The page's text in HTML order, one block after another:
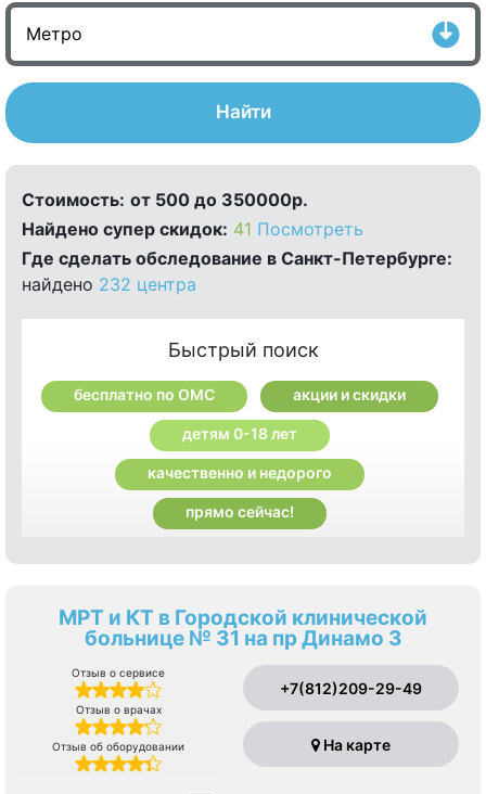
Найти
Стоимость: от 500 до 350000р.
Найдено cупер скидок: 41 Посмотреть
Где сделать обследование в Санкт-Петербурге:
найдено 232 центра
Быстрый поиск
бесплатно по ОМС акции и скидки
детям 0-18 лет
качественно и недорого
прямо сейчас!
МРТ и КТ в Городской клинической
больнице № 31 на пр Динамо 3
Отзыв о сервисе
Отзыв о врачах
Отзыв об оборудовании
+7(812)209-29-49
На карте